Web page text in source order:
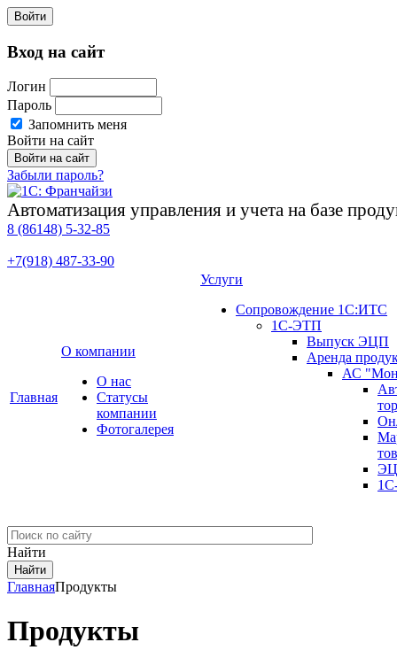
Войти
Вход на сайт
Логин
Пароль
Запомнить меня
Войти на сайт
Забыли пароль?
Автоматизация управления и учета на базе
8 (86148) 5-32-85
+7(918) 487-33-90
Главная
О компании
О нас
Cтатусы
компании
Фотогалерея
Услуги
Сопровождение 1С:ИТС
1С-ЭТП
Выпуск ЭЦП
Аренда
АС
Найти
ГлавнаяПродукты
Продукты